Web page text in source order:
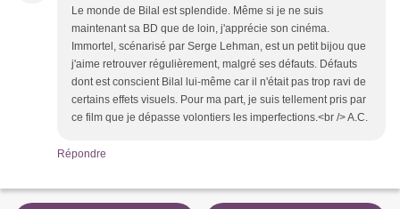
Le monde de Bilal est splendide. Même si je ne suis
maintenant sa BD que de loin, j'apprécie son cinéma.
Immortel, scénarisé par Serge Lehman, est un petit bijou que
j'aime retrouver régulièrement, malgré ses défauts. Défauts
dont est conscient Bilal lui-même car il n'était pas trop ravi de
certains effets visuels. Pour ma part, je suis tellement pris par
ce film que je dépasse volontiers les imperfections.<br /> A.C.
Répondre